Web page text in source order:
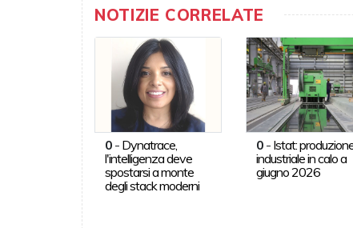
NOTIZIE CORRELATE
0- Dynatrace,
l'intelligenza deve
spostarsi a monte
degli stack moderni
0 - Istat:
industriale in calo a
giugno 2026